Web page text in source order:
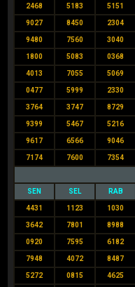
2468 5183 5151
9027 8450 2304
9480 7560 3040
1800 5083 0368
4013 7055 5069
0477 5999 2330
3764 3747 8729
9399 5467 5216
9617 6566 9046
7174 7600 7354
SEN SEL RAB
4431 1123 1030
3642 7801 8988
0920 7595 6182
7948 4072 8487
5272 0815 4625